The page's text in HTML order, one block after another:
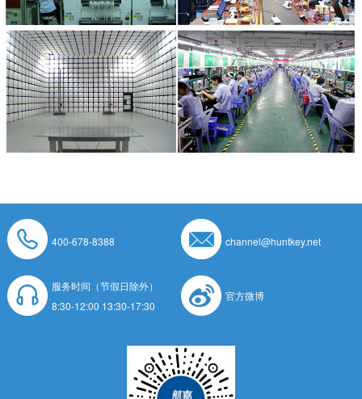
400-678-8388 channel@huntkey.net
服务时间（节假日除外）
8:30-12:00 13:30-17:30
官方微博